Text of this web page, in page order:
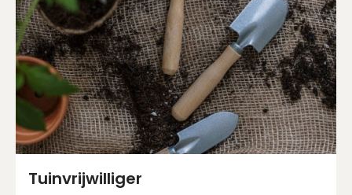
Tuinvrijwilliger